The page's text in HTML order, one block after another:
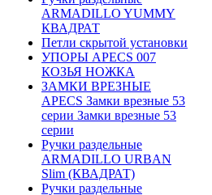
ARMADILLO YUMMY
КВАДРАТ
Петли скрытой установки
УПОРЫ APECS 007
КОЗЬЯ НОЖКА
ЗАМКИ ВРЕЗНЫЕ
APECS Замки врезные 53
серии Замки врезные 53
серии
Ручки раздельные
ARMADILLO URBAN
Slim (КВАДРАТ)
Ручки раздельные